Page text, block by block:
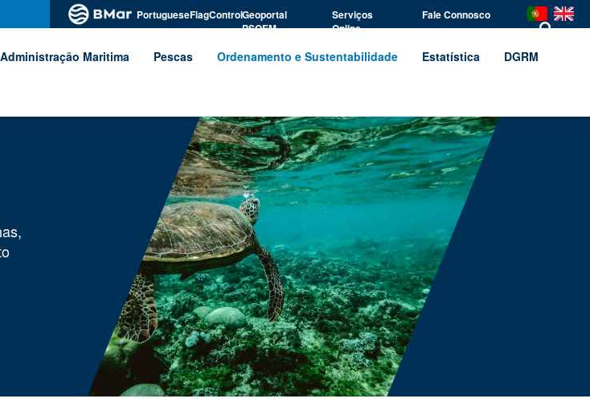
PortugueseFlagControlGeoportal
PSOEM
Serviços
Online
Fale Connosco
Administração Maritima Pescas Ordenamento e Sustentabilidade Estatística DGRM